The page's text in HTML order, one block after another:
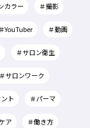
カラー ＃撮影
＃YouTuber ＃動画
＃サロン衛生
＃サロンワーク
ト ＃パーマ
ア ＃働き方